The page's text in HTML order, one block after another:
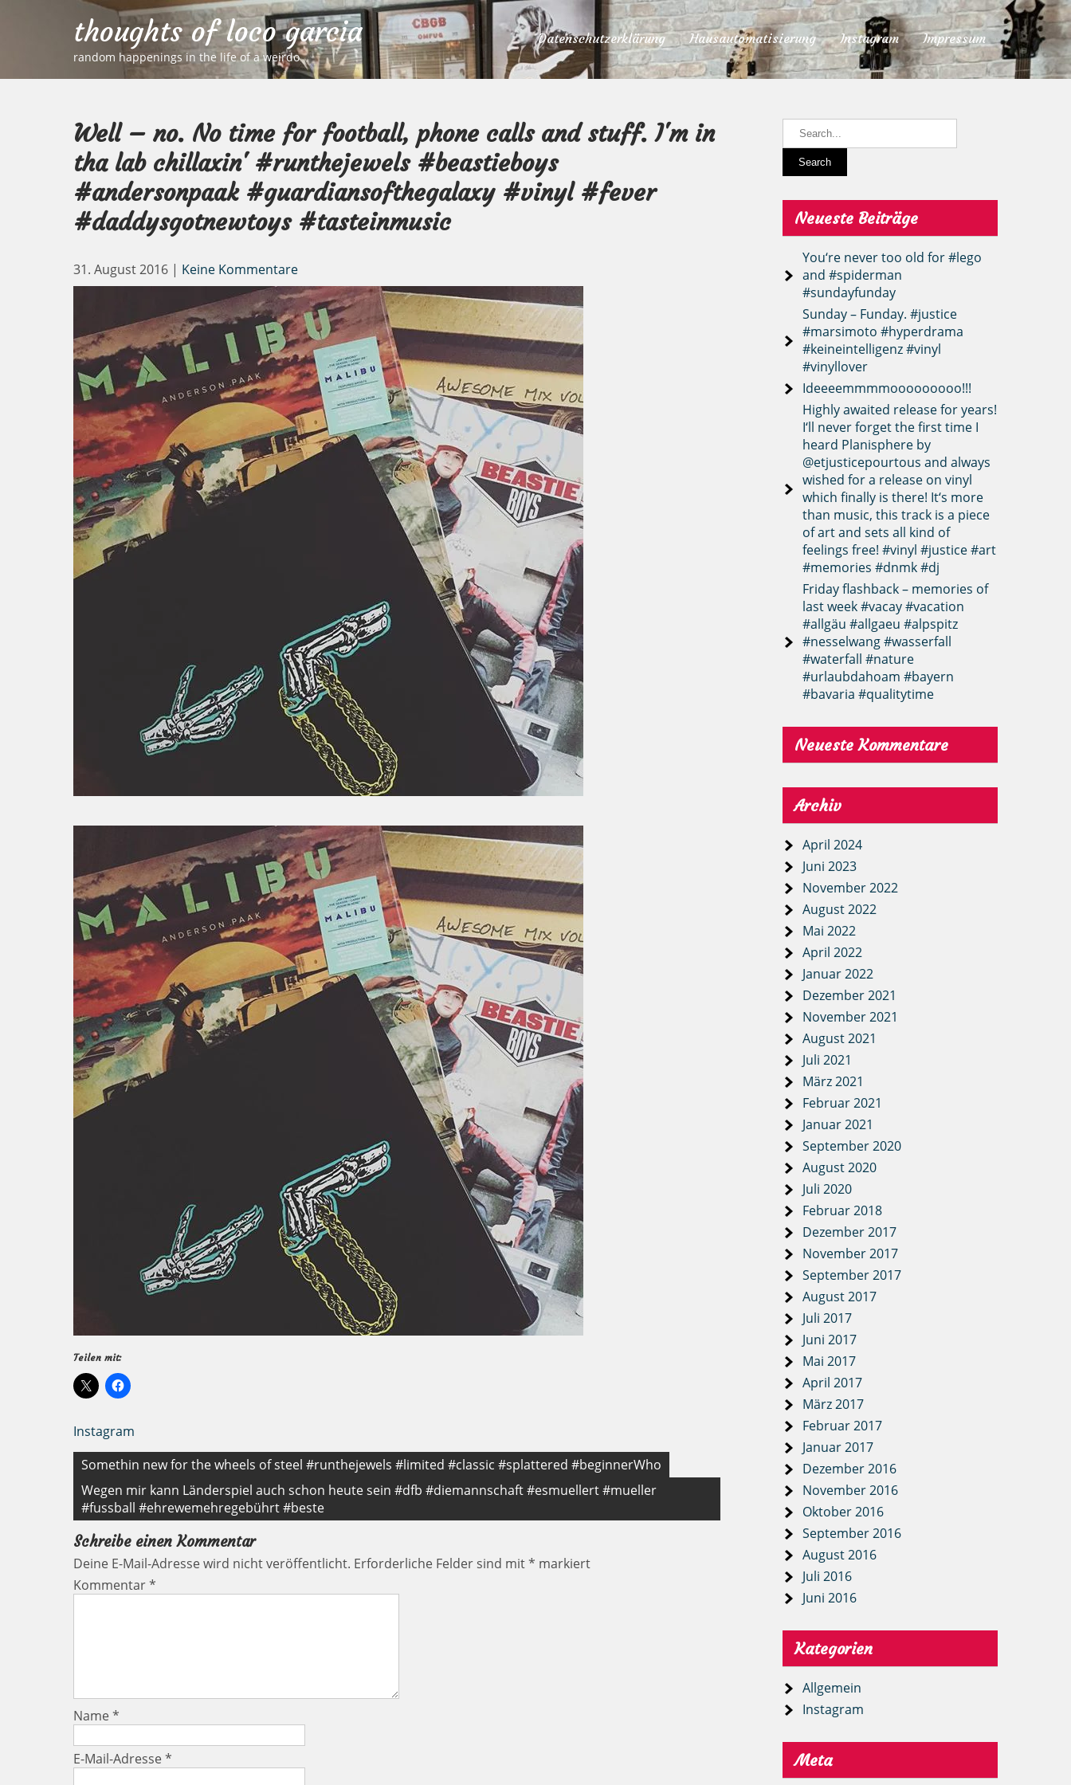
thoughts of loco garcia
random happenings in the life of a weirdo
Datenschutzerklärung Hausautomatisierung Instagram Impressum
Well – no. No time for football, phone calls and stuff. I'm in
tha lab chillaxin' #runthejewels #beastieboys
#andersonpaak #guardiansofthegalaxy #vinyl #fever
#daddysgotnewtoys #tasteinmusic
31. August 2016 | Keine Kommentare
Teilen mit:
Instagram
Beitragsnavigation
Somethin new for the wheels of steel #runthejewels #limited #classic #splattered #beginnerWho
Wegen mir kann Länderspiel auch schon heute sein #dfb #diemannschaft #esmuellert #mueller
#fussball #ehrewemehregebührt #beste
Schreibe einen Kommentar
Deine E-Mail-Adresse wird nicht veröffentlicht. Erforderliche Felder sind mit* markiert
Kommentar*
Name *
E-Mail-Adresse *
Neueste Beiträge
You‘re never too old for #lego
and #spiderman
#sundayfunday
Sunday – Funday. #justice
#marsimoto #hyperdrama
#keineintelligenz #vinyl
#vinyllover
Ideeeemmmmooooooooo!!!
Highly awaited release for years!
I‘ll never forget the first time I
heard Planisphere by
@etjusticepourtous and always
wished for a release on vinyl
which finally is there! It‘s more
than music, this track is a piece
of art and sets all kind of
feelings free! #vinyl #justice #art
#memories #dnmk #dj
Friday flashback – memories of
last week #vacay #vacation
#allgäu #allgaeu #alpspitz
#nesselwang #wasserfall
#waterfall #nature
#urlaubdahoam #bayern
#bavaria #qualitytime
Neueste Kommentare
Archiv
April 2024
Juni 2023
November 2022
August 2022
Mai 2022
April 2022
Januar 2022
Dezember 2021
November 2021
August 2021
Juli 2021
März 2021
Februar 2021
Januar 2021
September 2020
August 2020
Juli 2020
Februar 2018
Dezember 2017
November 2017
September 2017
August 2017
Juli 2017
Juni 2017
Mai 2017
April 2017
März 2017
Februar 2017
Januar 2017
Dezember 2016
November 2016
Oktober 2016
September 2016
August 2016
Juli 2016
Juni 2016
Kategorien
Allgemein
Instagram
Meta